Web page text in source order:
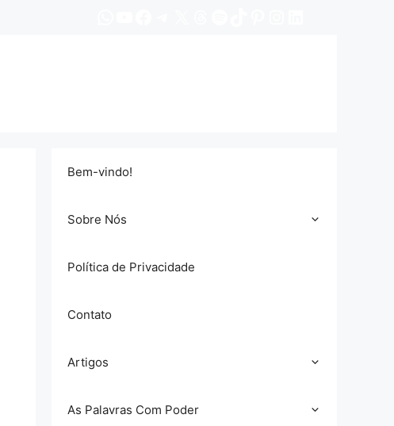
Bem-vindo!
Sobre Nós
Política de Privacidade
Contato
Artigos
As Palavras Com Poder